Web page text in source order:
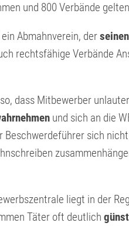
und 800 Verbände
Abmahnverein, der
rechtsfähige Verbände
dass Mitbewerber
und sich an die
Beschwerdeführer sich
liegt in der
Täter oft deutlich